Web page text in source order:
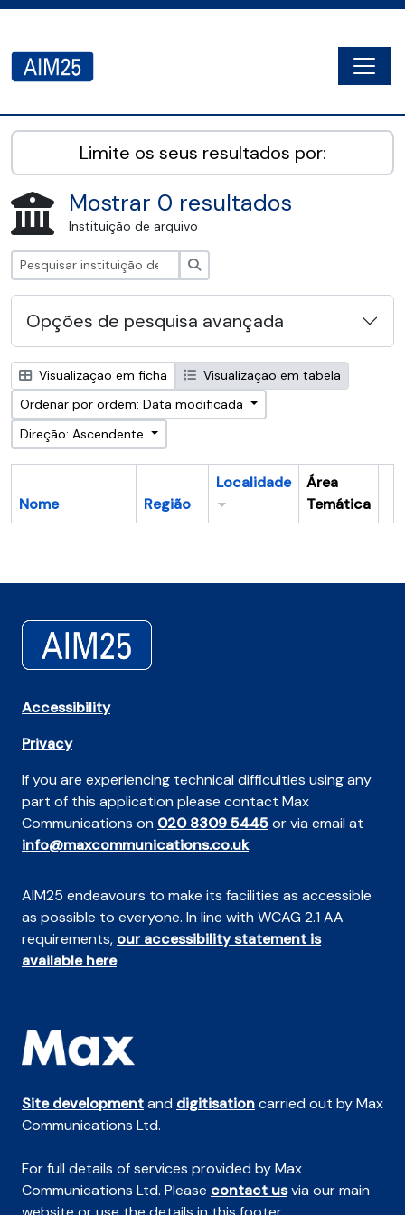
AIM25 - AtoM 2.8.2
Limite os seus resultados por:
Mostrar 0 resultados
Instituição de arquivo
Opções de pesquisa avançada
Visualização em ficha
Visualização em tabela
Ordenar por ordem: Data modificada
Direção: Ascendente
Nome Região
Localidade
Área
Temática
Accessibility
Privacy
If you are experiencing technical difficulties using any
part of this application please contact Max
Communications on 020 8309 5445or via email at
info@maxcommunications.co.uk
AIM25 endeavours to make its facilities as accessible
as possible to everyone. In line with WCAG 2.1 AA
requirements, our accessibility statement is
available here.
Site developmentand digitisationcarried out by Max
Communications Ltd.
For full details of services provided by Max
Communications Ltd. Please contact usvia our main